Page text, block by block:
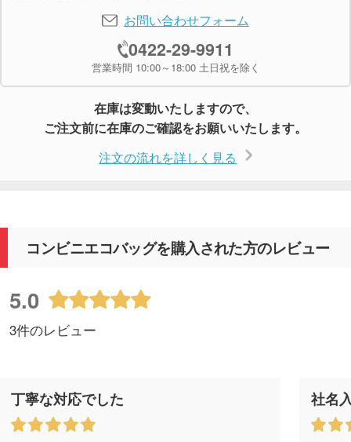
お問い合わせフォーム
0422-29-9911
営業時間 10:00～18:00 土日祝を除く
在庫は変動いたしますので、
ご注文前に在庫のご確認をお願いいたします。
注文の流れを詳しく見る
コンビニエコバッグを購入された方のレビュー
5.0
3件のレビュー
丁寧な対応でした 社名